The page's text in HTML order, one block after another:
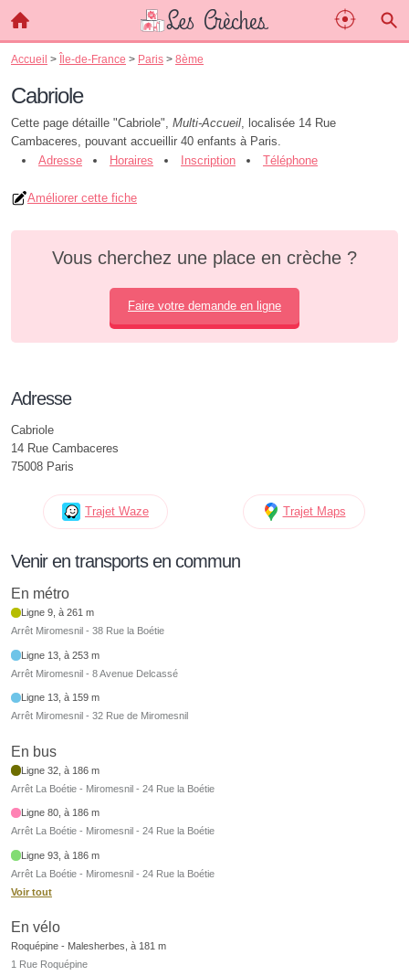
Accueil > Île-de-France > Paris > 8ème
Cabriole
Cette page détaille "Cabriole", Multi-Accueil, localisée 14 Rue
Cambaceres, pouvant accueillir 40 enfants à Paris.
Adresse
Horaires Inscription Téléphone
Améliorer cette fiche
Vous cherchez une place en crèche ?
Faire votre demande en ligne
Adresse
Cabriole
14 Rue Cambaceres
75008 Paris
Trajet Waze Trajet Maps
Venir en transports en commun
En métro
Ligne 9, à 261 m
Arrêt Miromesnil - 38 Rue la Boétie
Ligne 13, à 253 m
Arrêt Miromesnil - 8 Avenue Delcassé
Ligne 13, à 159 m
Arrêt Miromesnil - 32 Rue de Miromesnil
En bus
Ligne 32, à 186 m
Arrêt La Boétie - Miromesnil - 24 Rue la Boétie
Ligne 80, à 186 m
Arrêt La Boétie - Miromesnil - 24 Rue la Boétie
Ligne 93, à 186 m
Arrêt La Boétie - Miromesnil - 24 Rue la Boétie
Voir tout
En vélo
Roquépine - Malesherbes, à 181 m
1 Rue Roquépine